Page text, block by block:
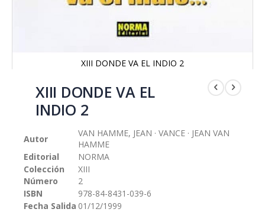
XIII DONDE VA EL INDIO 2
comienzo
imágenes
XIII DONDE VA EL
INDIO 2
Autor
VAN HAMME, JEAN · VANCE · JEAN VAN
HAMME
Editorial
NORMA
Colección
XIII
Número
2
ISBN
978-84-8431-039-6
Fecha Salida 01/12/1999